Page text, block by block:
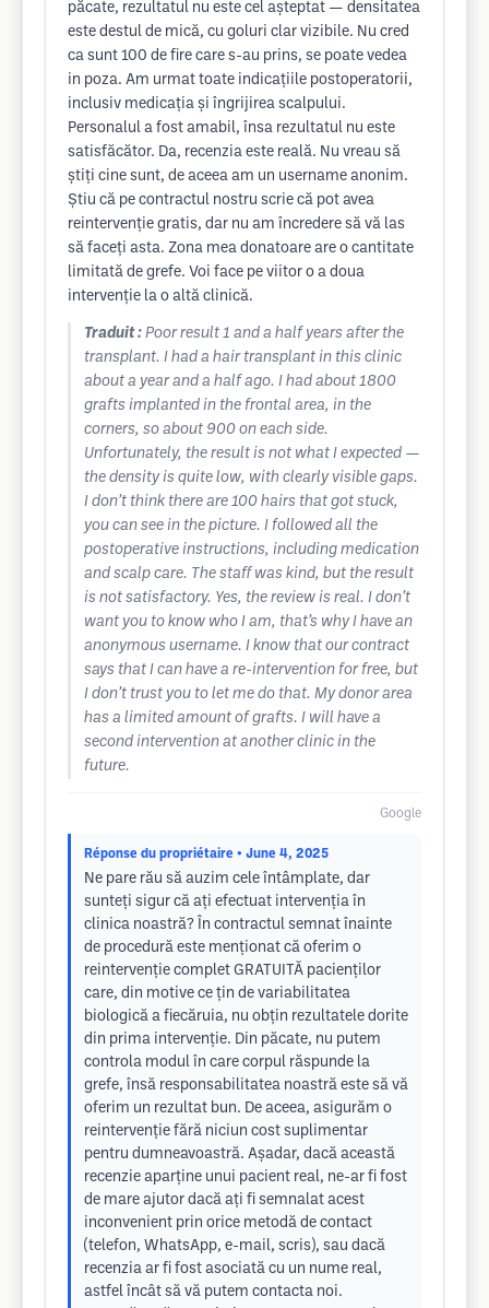
păcate, rezultatul nu este cel așteptat — densitatea
este destul de mică, cu goluri clar vizibile. Nu cred
ca sunt 100 de fire care s-au prins, se poate vedea
in poza. Am urmat toate indicațiile postoperatorii,
inclusiv medicația și îngrijirea scalpului.
Personalul a fost amabil, însa rezultatul nu este
satisfăcător. Da, recenzia este reală. Nu vreau să
știți cine sunt, de aceea am un username anonim.
Știu că pe contractul nostru scrie că pot avea
reintervenție gratis, dar nu am încredere să vă las
să faceți asta. Zona mea donatoare are o cantitate
limitată de grefe. Voi face pe viitor o a doua
intervenție la o altă clinică.
Traduit : Poor result 1 and a half years after the
transplant. I had a hair transplant in this clinic
about a year and a half ago. I had about 1800
grafts implanted in the frontal area, in the
corners, so about 900 on each side.
Unfortunately, the result is not what I expected —
the density is quite low, with clearly visible gaps.
I don’t think there are 100 hairs that got stuck,
you can see in the picture. I followed all the
postoperative instructions, including medication
and scalp care. The staff was kind, but the result
is not satisfactory. Yes, the review is real. I don’t
want you to know who I am, that’s why I have an
anonymous username. I know that our contract
says that I can have a re-intervention for free, but
I don’t trust you to let me do that. My donor area
has a limited amount of grafts. I will have a
second intervention at another clinic in the
future.
Google
Réponse du propriétaire • June 4, 2025
Ne pare rău să auzim cele întâmplate, dar
sunteți sigur că ați efectuat intervenția în
clinica noastră? În contractul semnat înainte
de procedură este menționat că oferim o
reintervenție complet GRATUITĂ pacienților
care, din motive ce țin de variabilitatea
biologică a fiecăruia, nu obțin rezultatele dorite
din prima intervenție. Din păcate, nu putem
controla modul în care corpul răspunde la
grefe, însă responsabilitatea noastră este să vă
oferim un rezultat bun. De aceea, asigurăm o
reintervenție fără niciun cost suplimentar
pentru dumneavoastră. Așadar, dacă această
recenzie aparține unui pacient real, ne-ar fi fost
de mare ajutor dacă ați fi semnalat acest
inconvenient prin orice metodă de contact
(telefon, WhatsApp, e-mail, scris), sau dacă
recenzia ar fi fost asociată cu un nume real,
astfel încât să vă putem contacta noi.